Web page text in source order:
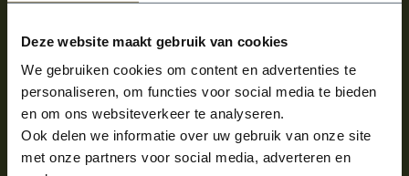
Deze website maakt gebruik van cookies
We gebruiken cookies om content en advertenties te
personaliseren, om functies voor social media te bieden
en om ons websiteverkeer te analyseren.
Ook delen we informatie over uw gebruik van onze site
met onze partners voor social media, adverteren en